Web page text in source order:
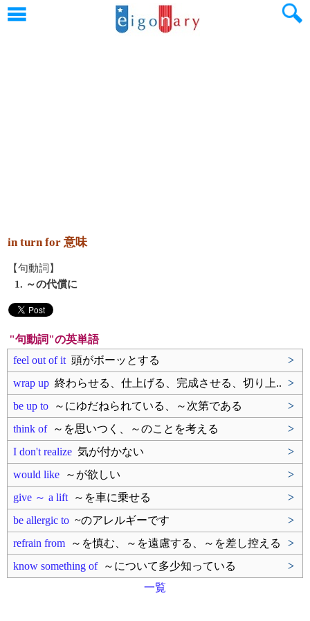
in turn for 意味
【句動詞】
1. ～の代償に
"句動詞"の英単語
feel out of it 頭がボーッとする
>
wrap up 終わらせる、仕上げる、完成させる、切り上.. >
be up to ～にゆだねられている、～次第である
>
think of～を思いつく、～のことを考える
>
I don't realize 気が付かない
>
would like ～が欲しい
>
give ～ a lift ～を車に乗せる
>
be allergic to ~のアレルギーです
>
refrain from ～を慎む、～を遠慮する、～を差し控える
>
know something of～について多少知っている
>
一覧